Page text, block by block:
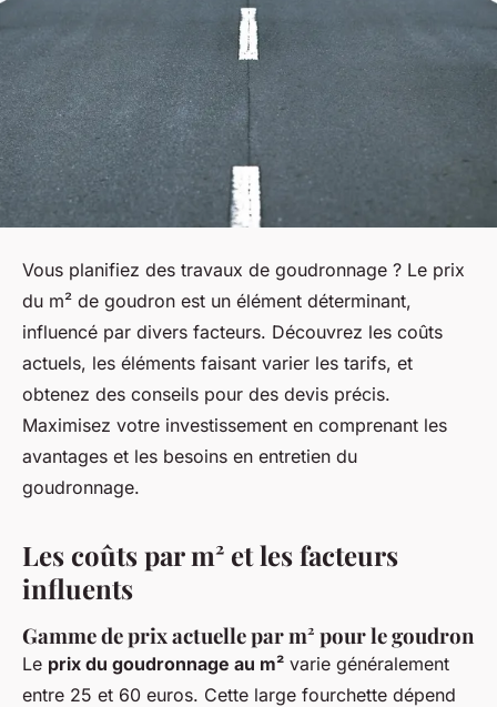
Vous planifiez des travaux de goudronnage ? Le prix
du m² de goudron est un élément déterminant,
influencé par divers facteurs. Découvrez les coûts
actuels, les éléments faisant varier les tarifs, et
obtenez des conseils pour des devis précis.
Maximisez votre investissement en comprenant les
avantages et les besoins en entretien du
goudronnage.
Les coûts par m² et les facteurs
influents
Gamme de prix actuelle par m² pour le goudron
Le prix du goudronnage au m² varie généralement
entre 25 et 60 euros. Cette large fourchette dépend